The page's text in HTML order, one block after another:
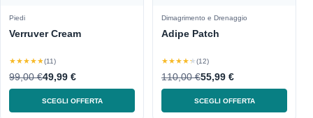
Piedi
Verruver Cream
★★★★★(11)
99,00 €49,99 €
SCEGLI OFFERTA
Dimagrimento e Drenaggio
Adipe Patch
★★★★★(12)
110,00 €55,99 €
SCEGLI OFFERTA